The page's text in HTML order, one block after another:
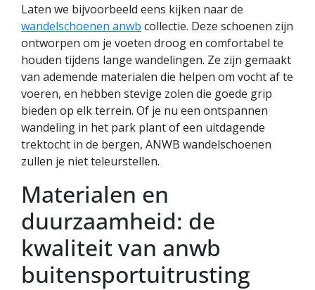
Laten we bijvoorbeeld eens kijken naar de
wandelschoenen anwb collectie. Deze schoenen zijn
ontworpen om je voeten droog en comfortabel te
houden tijdens lange wandelingen. Ze zijn gemaakt
van ademende materialen die helpen om vocht af te
voeren, en hebben stevige zolen die goede grip
bieden op elk terrein. Of je nu een ontspannen
wandeling in het park plant of een uitdagende
trektocht in de bergen, ANWB wandelschoenen
zullen je niet teleurstellen.
Materialen en
duurzaamheid: de
kwaliteit van anwb
buitensportuitrusting